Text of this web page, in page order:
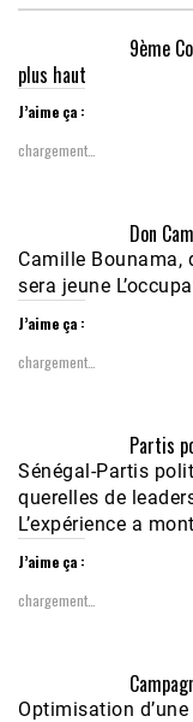
9ème
plus haut
J’aime ça :
chargement…
Don
Camille Bounama,
sera jeune
J’aime ça :
chargement…
Partis
Sénégal-Partis
querelles de
L’expérience a
J’aime ça :
chargement…
Optimisation